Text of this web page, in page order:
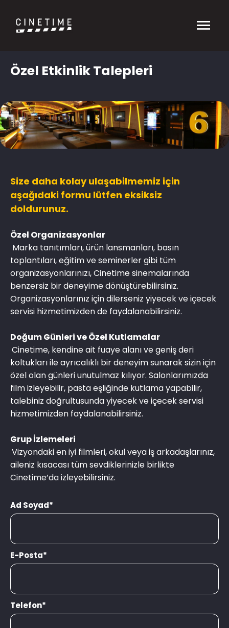
Özel Etkinlik Talepleri
Size daha kolay ulaşabilmemiz için
aşağıdaki formu lütfen eksiksiz
doldurunuz.
Özel Organizasyonlar
Marka tanıtımları, ürün lansmanları, basın
toplantıları, eğitim ve seminerler gibi tüm
organizasyonlarınızı, Cinetime sinemalarında
benzersiz bir deneyime dönüştürebilirsiniz.
Organizasyonlarınız için dilerseniz yiyecek ve içecek
servisi hizmetimizden de faydalanabilirsiniz.
Doğum Günleri ve Özel Kutlamalar
Cinetime, kendine ait fuaye alanı ve geniş deri
koltukları ile ayrıcalıklı bir deneyim sunarak sizin için
özel olan günleri unutulmaz kılıyor. Salonlarımızda
film izleyebilir, pasta eşliğinde kutlama yapabilir,
talebiniz doğrultusunda yiyecek ve içecek servisi
hizmetimizden faydalanabilirsiniz.
Grup İzlemeleri
Vizyondaki en iyi filmleri, okul veya iş arkadaşlarınız,
aileniz kısacası tüm sevdiklerinizle birlikte
Cinetime’da izleyebilirsiniz.
Ad Soyad*
E-Posta*
Telefon*